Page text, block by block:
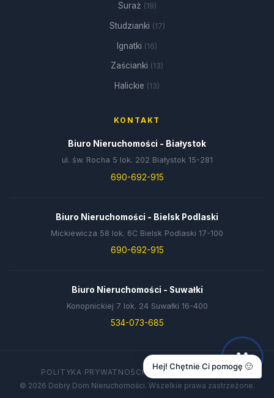
Suraż (19)
Studzianki (17)
Ignatki (16)
Zaścianki (13)
Halickie (13)
KONTAKT
Biuro Nieruchomości - Białystok
ul. św. Rocha 5 lok. 202 Białystok 15-281
690-692-915
Biuro Nieruchomości - Bielsk Podlaski
Mickiewicza 58 lok. 6C Bielsk Podlaski 17-100
690-692-915
Biuro Nieruchomości - Suwałki
Konopnickiej 7 lok. 24 Suwałki 16-400
534-073-685
POLITYKA PRYWATNOŚCIDANE FIRMYKONTAKT
© 2026 Dobry Dom Nieruchomości. Wszelkie prawa zastrzeżone.
Hej! Chętnie Ci pomogę 🙂